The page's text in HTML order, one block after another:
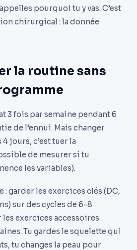
pourquoi tu y vas. C’est
chirurgical : la donnée
la routine sans
3 fois par semaine pendant 6
de l’ennui. Mais changer
jours, c’est tuer la
de mesurer si tu
les variables).
: garder les exercices clés (DC,
sur des cycles de 6-8
les exercices accessoires
Tu gardes le squelette qui
tu changes la peau pour